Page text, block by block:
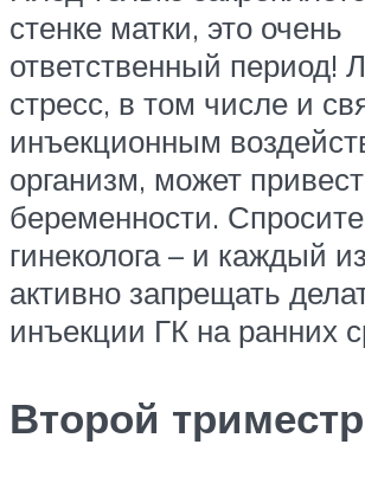
стенке матки, это очень
ответственный период!
стресс, в том числе и
инъекционным
организм, может
беременности.
гинеколога – и каждый
активно запрещать
инъекции ГК на ранних
Второй триместр